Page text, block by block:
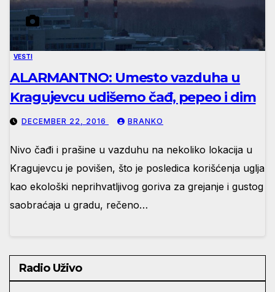
VESTI
ALARMANTNO: Umesto vazduha u
Kragujevcu udišemo čađ, pepeo i dim
DECEMBER 22, 2016 BRANKO
Nivo čađi i prašine u vazduhu na nekoliko lokacija u
Kragujevcu je povišen, što je posledica korišćenja uglja
kao ekološki neprihvatljivog goriva za grejanje i gustog
saobraćaja u gradu, rečeno…
Radio Uživo